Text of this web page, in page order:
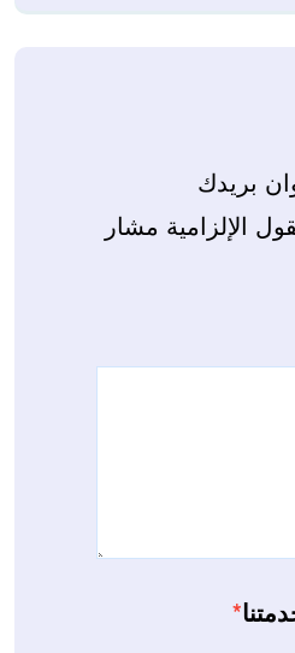
بريدك
الإلزامية مشار
*